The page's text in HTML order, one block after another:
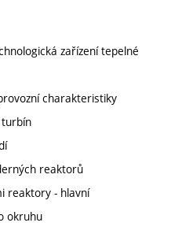
zařízení tepelné
charakteristiky
reaktorů
reaktory - hlavní
okruhu